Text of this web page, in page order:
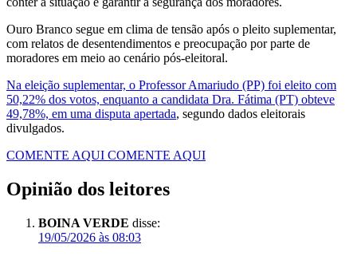
Ouro Branco segue em clima de tensão após o pleito suplementar,
com relatos de desentendimentos e preocupação por parte de
moradores em meio ao cenário pós-eleitoral.
Na eleição suplementar, o Professor Amariudo (PP) foi eleito com
50,22% dos votos, enquanto a candidata Dra. Fátima (PT) obteve
49,78%, em uma disputa apertada, segundo dados eleitorais
divulgados.
COMENTE AQUI COMENTE AQUI
Opinião dos leitores
BOINA VERDE disse:
19/05/2026 às 08:03